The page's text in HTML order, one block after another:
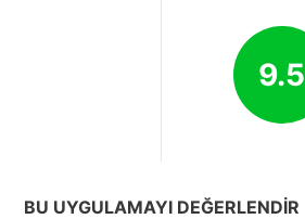
9.5
BU UYGULAMAYI DEĞERLENDIR